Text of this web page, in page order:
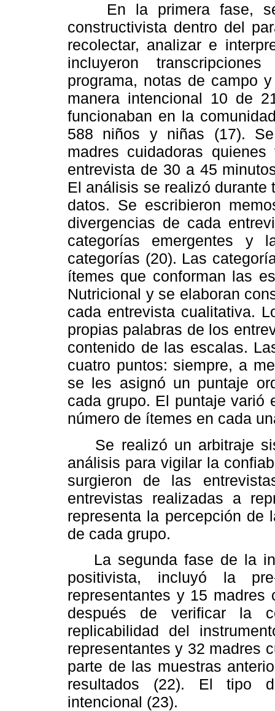
En la primera fase, se
constructivista dentro del
recolectar, analizar e
incluyeron
programa, notas de campo
manera intencional 10 de
funcionaban en la
588 niños y niñas (17).
madres cuidadoras
entrevista de 30 a 45
El análisis se realizó
datos. Se escribieron
divergencias de cada
categorías emergentes y
categorías (20). Las
ítemes que conforman las
Nutricional y se elaboran
cada entrevista cualitativa.
propias palabras de los
contenido de las escalas.
cuatro puntos: siempre, a
se les asignó un puntaje
cada grupo. El puntaje varió
número de ítemes en cada
Se realizó un arbitraje
análisis para vigilar la
surgieron de las
entrevistas realizadas a
representa la percepción de
de cada grupo.
La segunda fase de la
positivista, incluyó la
representantes y 15 madres
después de verificar la
replicabilidad del
representantes y 32 madres
parte de las muestras
resultados (22). El tipo
intencional (23).